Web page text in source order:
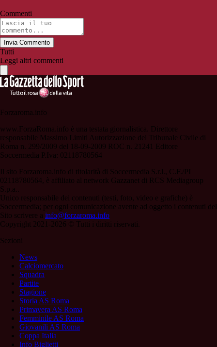
Commenti
Invia Commento
Tutti
Leggi altri commenti
Forzaroma.info
www.ForzaRoma.info è una testata giornalistica. Direttore
responsabile Massimo Limiti Autorizzazione del Tribunale Civile di
Roma n. 299/2009 del 18-09-2009 ROC n. 21241 Editore
Soccermedia P.Iva: 02118780564
Il sito Forzaroma.info di titolarità di Soccermedia S.r.l., C.F./PI
02118780564, è affiliato al network Gazzanet di RCS Mediagroup
S.p.a..
Unico responsabile dei contenuti (testi, foto, video e grafiche) è
Soccermedia; per ogni comunicazione avente ad oggetto i contenuti del
Sito scrivere a info@forzaroma.info
Copyright 2021-2026 © Tutti i diritti riservati.
Sezioni
News
Calciomercato
Squadra
Partite
Stagione
Storia AS Roma
Primavera AS Roma
Femminile AS Roma
Giovanili AS Roma
Coppa Italia
Info Biglietti